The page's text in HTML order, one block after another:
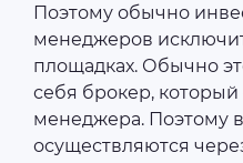
Поэтому обычно
менеджеров
площадках. Обычно
себя брокер,
менеджера. Поэтому
осуществляются